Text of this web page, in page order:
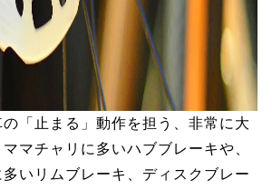
「止まる」動作を担う、非常に大
マチャリに多いハブブレーキや、
いリムブレーキ、ディスクブレー